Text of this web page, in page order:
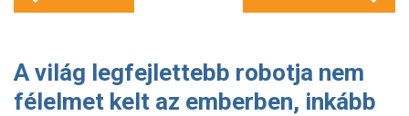
A világ legfejlettebb robotja nem
félelmet kelt az emberben, inkább